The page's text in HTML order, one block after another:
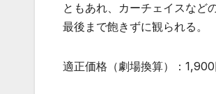
ともあれ、カーチェイスなど
最後まで飽きずに観られる。
適正価格（劇場換算）：1,900